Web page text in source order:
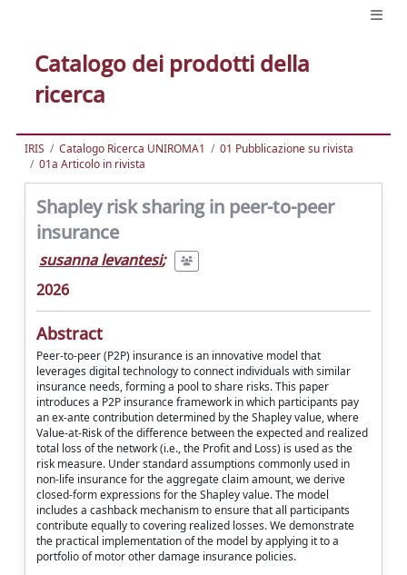
Catalogo dei prodotti della
ricerca
IRIS Catalogo Ricerca UNIROMA1
01 Pubblicazione su rivista
01a Articolo in rivista
Shapley risk sharing in peer-to-peer
insurance
susanna levantesi;
2026
Abstract
Peer-to-peer (P2P) insurance is an innovative model that
leverages digital technology to connect individuals with similar
insurance needs, forming a pool to share risks. This paper
introduces a P2P insurance framework in which participants pay
an ex-ante contribution determined by the Shapley value, where
Value-at-Risk of the difference between the expected and realized
total loss of the network (i.e., the Profit and Loss) is used as the
risk measure. Under standard assumptions commonly used in
non-life insurance for the aggregate claim amount, we derive
closed-form expressions for the Shapley value. The model
includes a cashback mechanism to ensure that all participants
contribute equally to covering realized losses. We demonstrate
the practical implementation of the model by applying it to a
portfolio of motor other damage insurance policies.